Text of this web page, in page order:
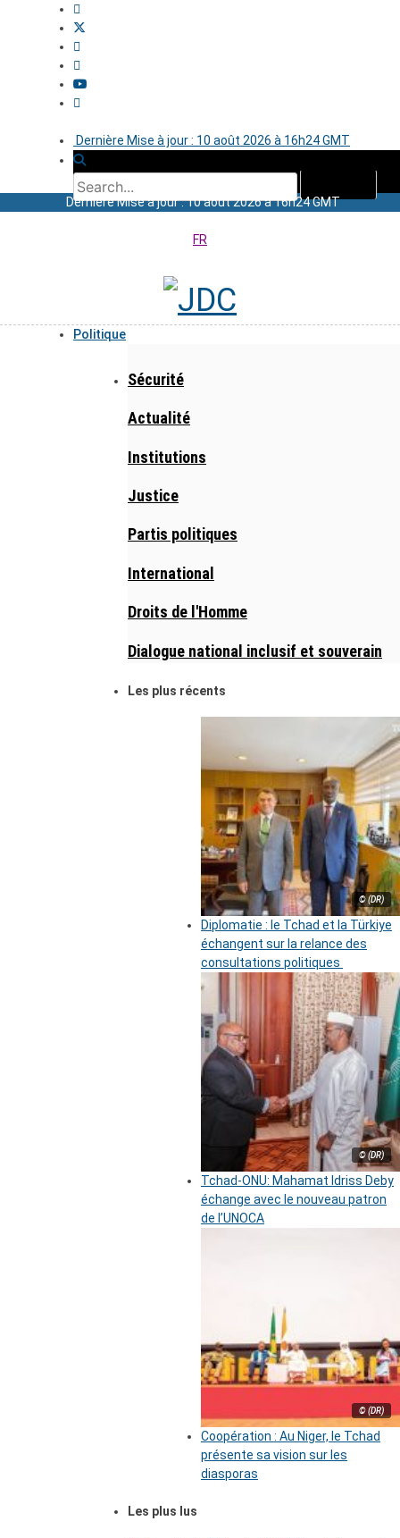
Dernière Mise à jour : 10 août 2026 à 16h24 GMT
Dernière Mise à jour : 10 août 2026 à 16h24 GMT
FR
Politique
Sécurité
Actualité
Institutions
Justice
Partis politiques
International
Droits de l'Homme
Dialogue national inclusif et souverain
Les plus récents
© (DR)
Diplomatie : le Tchad et la Türkiye
échangent sur la relance des
consultations politiques
© (DR)
Tchad-ONU: Mahamat Idriss Deby
échange avec le nouveau patron
de l’UNOCA
© (DR)
Coopération : Au Niger, le Tchad
présente sa vision sur les
diasporas
Les plus lus